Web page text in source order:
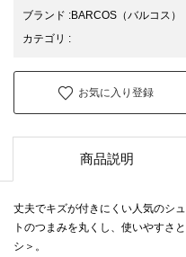
ブランド :BARCOS （バルコス）
カテゴリ :
お気に入り登録
商品説明
丈夫でキズが付きにくい人気のシ
トのつまみを丸くし、使いやすさ
シ＞。